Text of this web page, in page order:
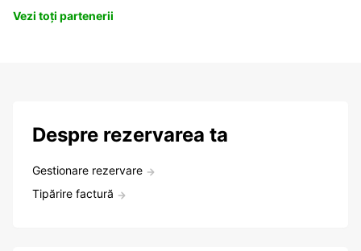
Vezi toți partenerii
Despre rezervarea ta
Gestionare rezervare
Tipărire factură